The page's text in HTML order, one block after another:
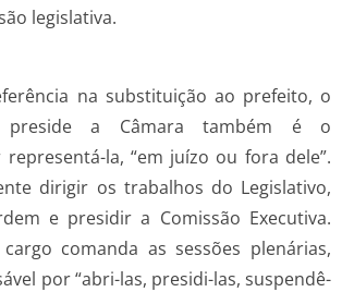
legislativa.
na substituição ao prefeito, o
preside a Câmara também é o
la, “em juízo ou fora dele”.
dirigir os trabalhos do Legislativo,
e presidir a Comissão Executiva.
comanda as sessões plenárias,
por “abri-las, presidi-las, suspendê-